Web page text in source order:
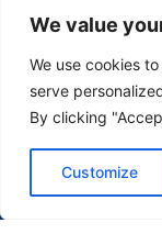
We value
We use cookies
serve
By clicking
Customize
(47) 9